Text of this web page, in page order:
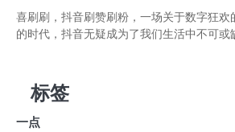
喜刷刷，抖音刷赞刷粉，一场关于数字狂
的时代，抖音无疑成为了我们生活中不可或
标签
一点